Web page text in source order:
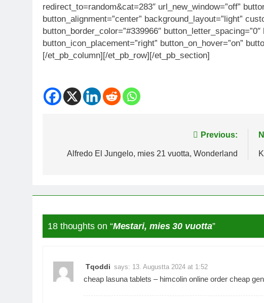
redirect_to=random&cat=283″ url_new_window=”off”
button_alignment=”center” background_layout=”light”
button_border_color=”#339966″
button_icon_placement=”right” button_on_hover=”on”
[/et_pb_column][/et_pb_row][/et_pb_section]
navigation
Previous:
Alfredo El Jungelo, mies 21 vuotta, Wonderland
18 thoughts on “Mestari, mies 30 vuotta”
Tqoddi says: 13. Augustta 2024 at 1:52
cheap lasuna tablets – himcolin online order cheap